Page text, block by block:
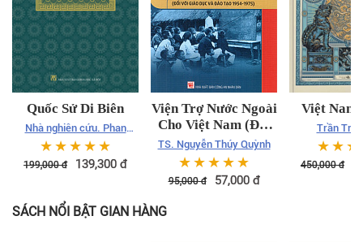
Quốc Sử Di Biên
Nhà nghiên cứu. Phan
Thúc Trực
☆☆☆☆☆
199,000đ 139,300 đ
Viện Trợ Nước Ngoài
Cho Việt Nam (Đối
Với Giáo Dục Và
Đào Tạo 1954 -
1975)
TS. Nguyễn Thúy Quỳnh
☆☆☆☆☆
95,000đ 57,000đ
Việt Nam
Trần
☆☆☆
450,000đ
SÁCH NỔI BẬT GIAN HÀNG